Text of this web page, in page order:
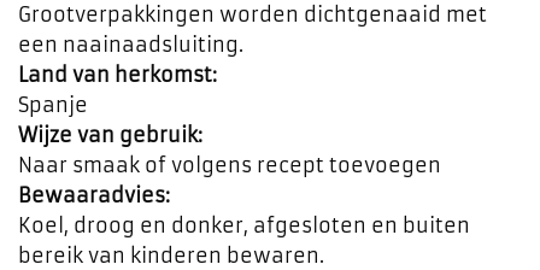
Grootverpakkingen worden dichtgenaaid met
een naainaadsluiting.
Land van herkomst:
Spanje
Wijze van gebruik:
Naar smaak of volgens recept toevoegen
Bewaaradvies:
Koel, droog en donker, afgesloten en buiten
bereik van kinderen bewaren.